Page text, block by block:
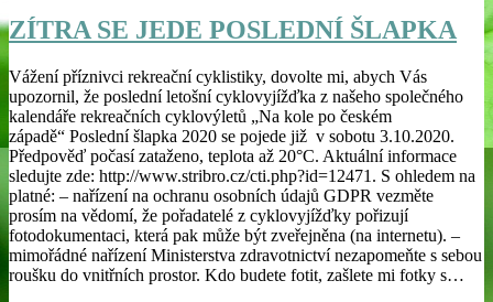
ZÍTRA SE JEDE POSLEDNÍ ŠLAPKA
Vážení příznivci rekreační cyklistiky, dovolte mi, abych Vás
upozornil, že poslední letošní cyklovyjížďka z našeho společného
kalendáře rekreačních cyklovýletů „Na kole po českém
západě“ Poslední šlapka 2020 se pojede již v sobotu 3.10.2020.
Předpověď počasí zataženo, teplota až 20°C. Aktuální informace
sledujte zde: http://www.stribro.cz/cti.php?id=12471. S ohledem na
platné: – nařízení na ochranu osobních údajů GDPR vezměte
prosím na vědomí, že pořadatelé z cyklovyjížďky pořizují
fotodokumentaci, která pak může být zveřejněna (na internetu). –
mimořádné nařízení Ministerstva zdravotnictví nezapomeňte s sebou
roušku do vnitřních prostor. Kdo budete fotit, zašlete mi fotky s…